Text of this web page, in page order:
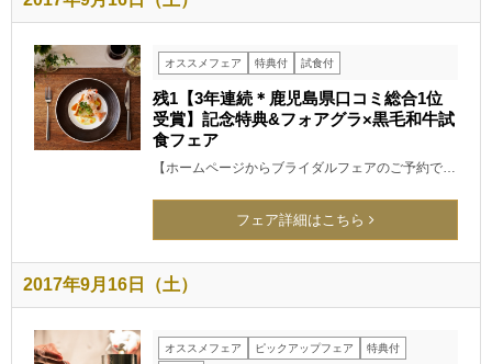
オススメフェア 特典付 試食付
残1【3年連続＊鹿児島県口コミ総合1位
受賞】記念特典&フォアグラ×黒毛和牛試
食フェア
【ホームページからブライダルフェアのご予約で…
フェア詳細はこちら
2017年9月16日（土）
オススメフェア ピックアップフェア
特典付